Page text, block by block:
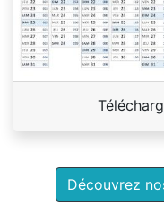
Découvrez